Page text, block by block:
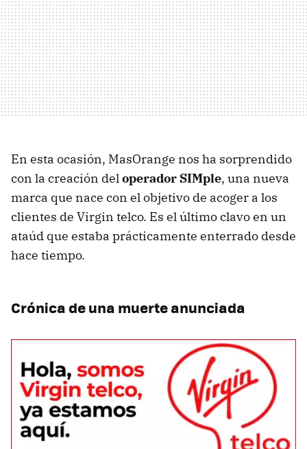
En esta ocasión, MasOrange nos ha sorprendido
con la creación deloperador SIMple, una nueva
marca que nace con el objetivo de acoger a los
clientes de Virgin telco. Es el último clavo en un
ataúd que estaba prácticamente enterrado desde
hace tiempo.
Crónica de una muerte anunciada